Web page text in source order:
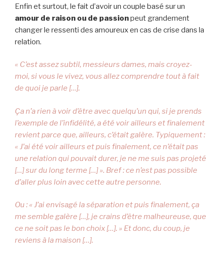
Enfin et surtout, le fait d’avoir un couple basé sur un
amour de raison ou de passionpeut grandement
changer le ressenti des amoureux en cas de crise dans la
relation.
« C’est assez subtil, messieurs dames, mais croyez-
moi, si vous le vivez, vous allez comprendre tout à fait
de quoi je parle […].
Ça n’a rien à voir d’être avec quelqu’un qui, si je prends
l’exemple de l’infidélité, a été voir ailleurs et finalement
revient parce que, ailleurs, c’était galère. Typiquement :
« J’ai été voir ailleurs et puis finalement, ce n’était pas
une relation qui pouvait durer, je ne me suis pas projeté
[…] sur du long terme […] ». Bref : ce n’est pas possible
d’aller plus loin avec cette autre personne.
Ou : « J’ai envisagé la séparation et puis finalement, ça
me semble galère […], je crains d’être malheureuse, que
ce ne soit pas le bon choix […]. » Et donc, du coup, je
reviens à la maison […].